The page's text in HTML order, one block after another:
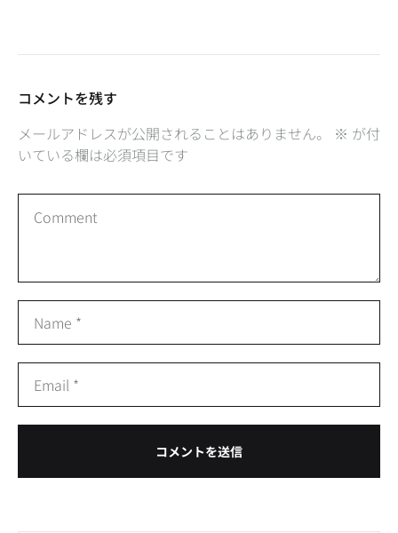
コメントを残す
メールアドレスが公開されることはありません。
※ が付
いている欄は必須項目です